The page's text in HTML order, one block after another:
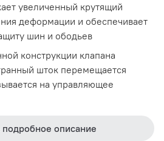
увеличенный крутящий
деформации и обеспечивает
шин и ободьев
конструкции клапана
шток перемещается
на управляющее
подробное описание